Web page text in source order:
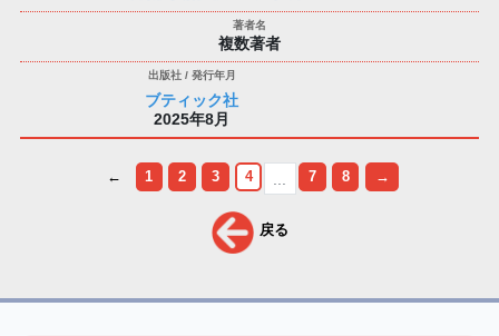
複数著者
ブティック社
2025年8月
← 1 2 3 4 7 8 →
戻る